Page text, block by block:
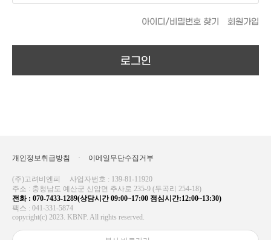
아이디/비밀번호 찾기 회원가입
로그인
개인정보취급방침 · 이메일무단수집거부
(주)고려비엔피
사업자번호 : 139-81-11920
주소 : 충청남도 예산군 신암면 추사로 235-9 (두곡리 254-18)
전화 : 070-7433-1289(상담시간 09:00~17:00 점심시간:12:00~13:30)
팩스 : 041-331-5874
copyright(c) 2023. KBNP. All rights reserved.